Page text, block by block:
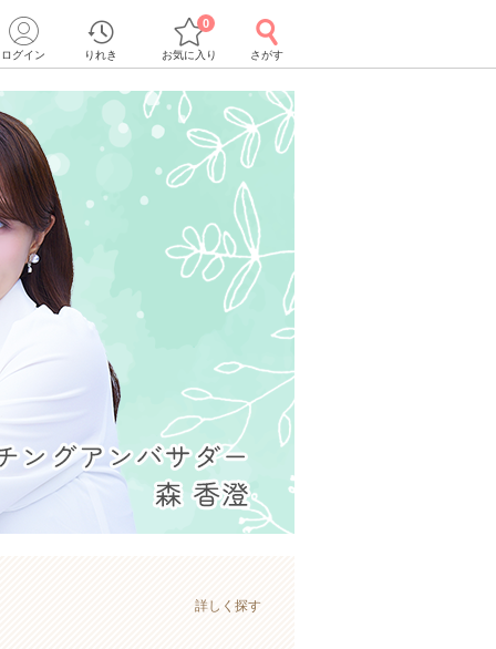
ログイン りれき お気に入り
0
さがす
詳しく探す